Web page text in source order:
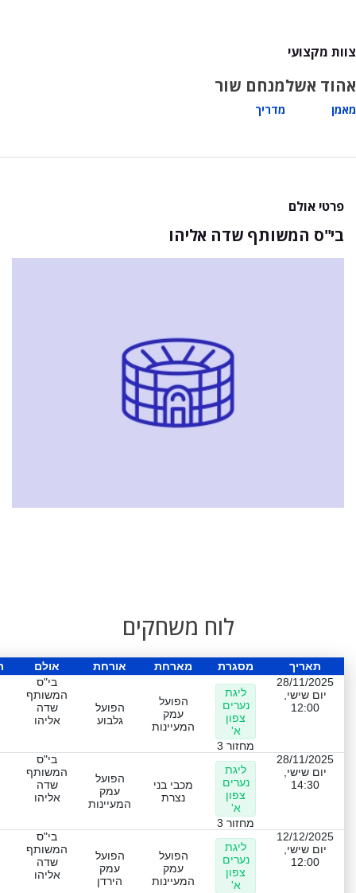
צוות מקצועי
אהוד אשל
מאמן
מנחם שור
מדריך
פרטי אולם
בי"ס המשותף שדה אליהו
לוח משחקים
תאריך מסגרת מארחת אורחת אולם
28/11/2025
יום שישי,
12:00
ליגת
נערים
צפון
א'
מחזור 3
הפועל
עמק
המעיינות
הפועל
גלבוע
בי"ס
המשותף
שדה
אליהו
28/11/2025
יום שישי,
14:30
ליגת
נערים
צפון
א'
מחזור 3
מכבי בני
נצרת
הפועל
עמק
המעיינות
בי"ס
המשותף
שדה
אליהו
12/12/2025
יום שישי,
12:00
ליגת
נערים
צפון
א'
הפועל
עמק
המעיינות
הפועל
עמק
הירדן
בי"ס
המשותף
שדה
אליהו